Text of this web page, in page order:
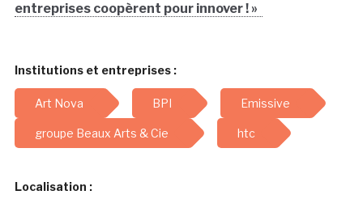
entreprises coopèrent pour innover ! »
Institutions et entreprises :
Art Nova BPI Emissive
groupe Beaux Arts & Cie htc
Localisation :